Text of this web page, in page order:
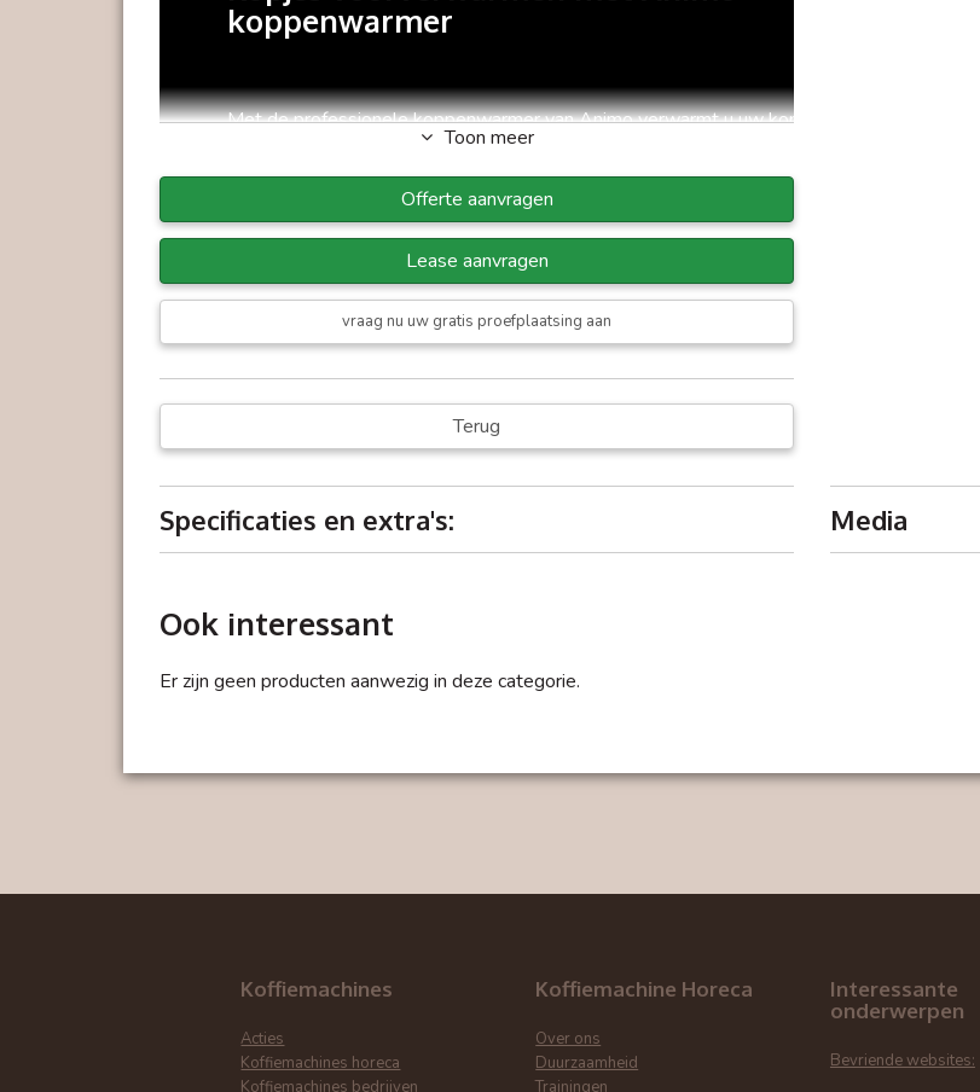
koppenwarmer
Met de professionele koppenwarmer van Animo verwarmt u uw kopjes voor.
Hierdoor blijft de koffie langer op temperatuur en dus op smaak.
De koppenwarmer is vervaardigd uit fraai roestvrij staal en heeft twee apart te
bedienen compartimenten. De koppenwarmer heeft een capaciteit voor vele
kopjes. Een aanwinst voor op uw buffet!
Kenmerken
Toon meer
Offerte aanvragen
Lease aanvragen
vraag nu uw gratis proefplaatsing aan
Terug
Specificaties en extra's: Media
Ook interessant
Er zijn geen producten aanwezig in deze categorie.
Koffiemachines
Acties
Koffiemachines horeca
Koffiemachines bedrijven
Koffiemachine Horeca
Over ons
Duurzaamheid
Trainingen
Interessante
onderwerpen
Bevriende websites: